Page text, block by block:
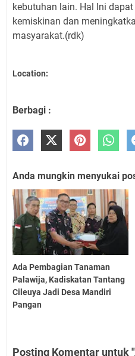
kebutuhan lain. Hal Ini
kemiskinan dan
masyarakat.(rdk)
Location:
Berbagi :
Anda mungkin menyukai
Ada Pembagian Tanaman
Palawija, Kadiskatan Tantang
Cileuya Jadi Desa Mandiri
Pangan
Posting Komentar untuk